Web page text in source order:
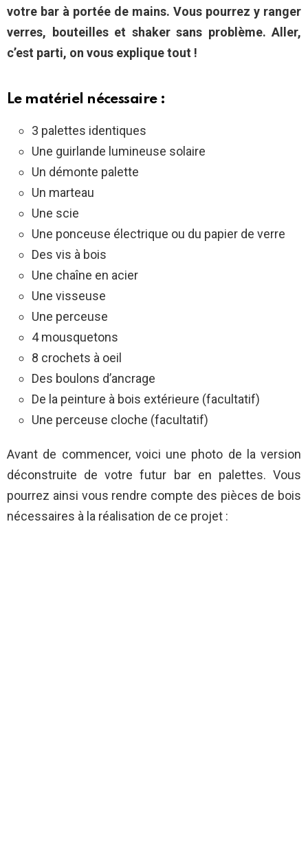
votre bar à portée de mains. Vous pourrez y ranger
verres, bouteilles et shaker sans problème. Aller,
c’est parti, on vous explique tout !
Le matériel nécessaire :
3 palettes identiques
Une guirlande lumineuse solaire
Un démonte palette
Un marteau
Une scie
Une ponceuse électrique ou du papier de verre
Des vis à bois
Une chaîne en acier
Une visseuse
Une perceuse
4 mousquetons
8 crochets à oeil
Des boulons d’ancrage
De la peinture à bois extérieure (facultatif)
Une perceuse cloche (facultatif)
Avant de commencer, voici une photo de la version
déconstruite de votre futur bar en palettes. Vous
pourrez ainsi vous rendre compte des pièces de bois
nécessaires à la réalisation de ce projet :